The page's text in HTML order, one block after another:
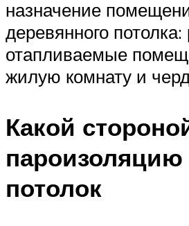
назначение
деревянного
отапливаемые
жилую комнату и
Какой
пароизоляцию
потолок